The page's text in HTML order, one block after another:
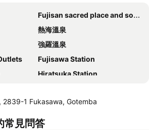
Fujisan sacred place and source of artistic inspiration
熱海溫泉
強羅溫泉
Fujisawa Station
Hiratsuka Station
Fujiten snow resort
Enoshima Station
2839-1 Fukasawa, Gotemba
常見問答